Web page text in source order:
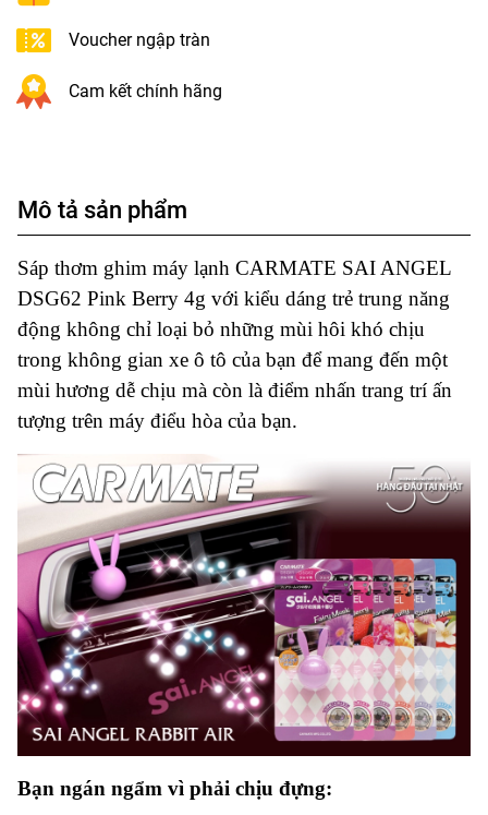
Voucher ngập tràn
Cam kết chính hãng
Mô tả sản phẩm
Sáp thơm ghim máy lạnh CARMATE SAI ANGEL
DSG62 Pink Berry 4g với kiểu dáng trẻ trung năng
động không chỉ loại bỏ những mùi hôi khó chịu
trong không gian xe ô tô của bạn để mang đến một
mùi hương dễ chịu mà còn là điểm nhấn trang trí ấn
tượng trên máy điểu hòa của bạn.
Bạn ngán ngẩm vì phải chịu đựng: